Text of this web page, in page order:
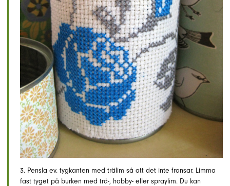
3. Pensla ev. tygkanten med trälim så att det inte fransar. Limma
fast tyget på burken med trä-, hobby- eller spraylim. Du kan